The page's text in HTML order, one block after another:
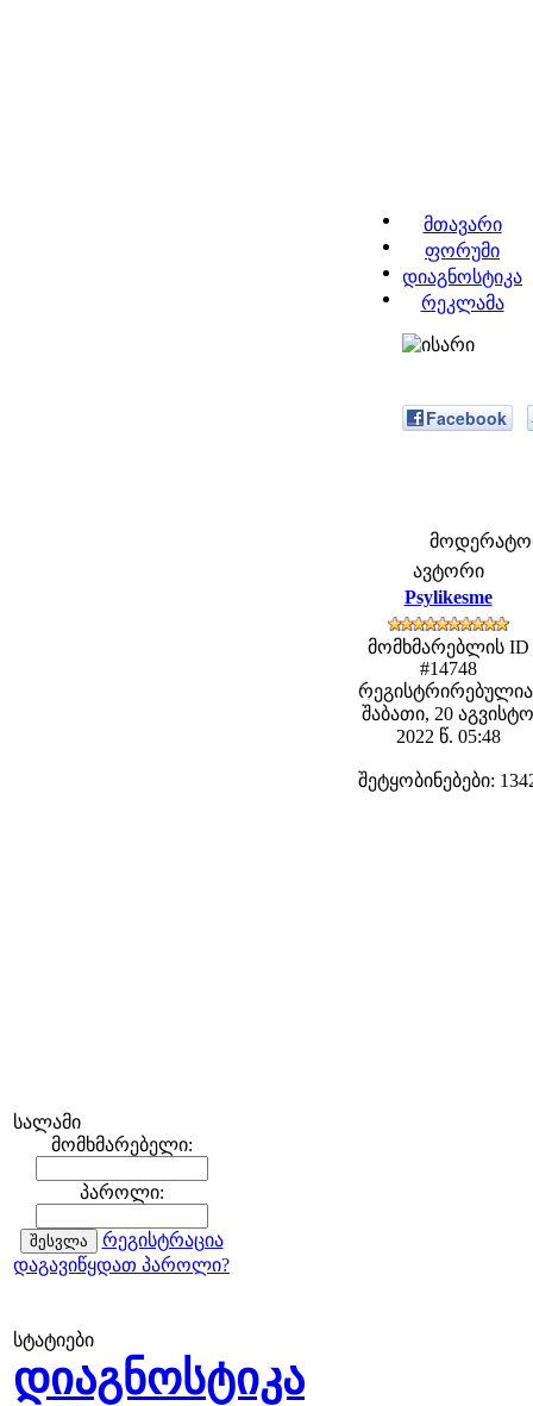
მთავარი
ფორუმი
დიაგნოსტიკა
რეკლამა
სალამი
მომხმარებელი:
პაროლი:
რეგისტრაცია
დაგავიწყდათ პაროლი?
სტატიები
დიაგნოსტიკა
Facebook
ავტორი
Psylikesme
მომხმარებლის ID
#14748
შაბათი, 20 აგვისტო
2022 წ. 05:48
შეტყობინებები: